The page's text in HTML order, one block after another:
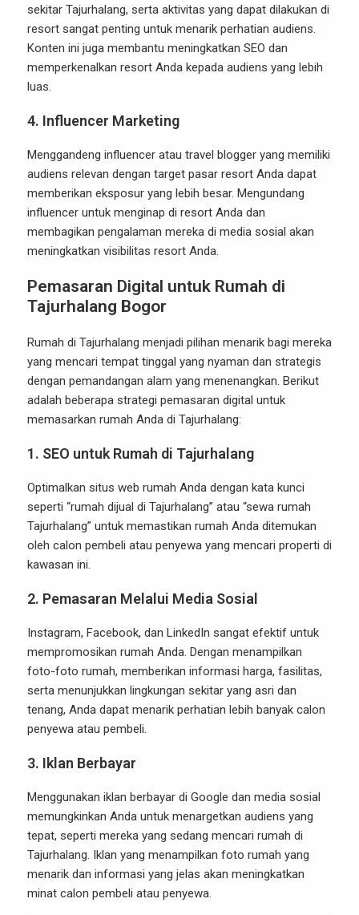
sekitar Tajurhalang, serta aktivitas yang dapat dilakukan di
resort sangat penting untuk menarik perhatian audiens.
Konten ini juga membantu meningkatkan SEO dan
memperkenalkan resort Anda kepada audiens yang lebih
luas.
4. Influencer Marketing
Menggandeng influencer atau travel blogger yang memiliki
audiens relevan dengan target pasar resort Anda dapat
memberikan eksposur yang lebih besar. Mengundang
influencer untuk menginap di resort Anda dan
membagikan pengalaman mereka di media sosial akan
meningkatkan visibilitas resort Anda.
Pemasaran Digital untuk Rumah di
Tajurhalang Bogor
Rumah di Tajurhalang menjadi pilihan menarik bagi mereka
yang mencari tempat tinggal yang nyaman dan strategis
dengan pemandangan alam yang menenangkan. Berikut
adalah beberapa strategi pemasaran digital untuk
memasarkan rumah Anda di Tajurhalang:
1. SEO untuk Rumah di Tajurhalang
Optimalkan situs web rumah Anda dengan kata kunci
seperti “rumah dijual di Tajurhalang” atau “sewa rumah
Tajurhalang” untuk memastikan rumah Anda ditemukan
oleh calon pembeli atau penyewa yang mencari properti di
kawasan ini.
2. Pemasaran Melalui Media Sosial
Instagram, Facebook, dan LinkedIn sangat efektif untuk
mempromosikan rumah Anda. Dengan menampilkan
foto-foto rumah, memberikan informasi harga, fasilitas,
serta menunjukkan lingkungan sekitar yang asri dan
tenang, Anda dapat menarik perhatian lebih banyak calon
penyewa atau pembeli.
3. Iklan Berbayar
Menggunakan iklan berbayar di Google dan media sosial
memungkinkan Anda untuk menargetkan audiens yang
tepat, seperti mereka yang sedang mencari rumah di
Tajurhalang. Iklan yang menampilkan foto rumah yang
menarik dan informasi yang jelas akan meningkatkan
minat calon pembeli atau penyewa.